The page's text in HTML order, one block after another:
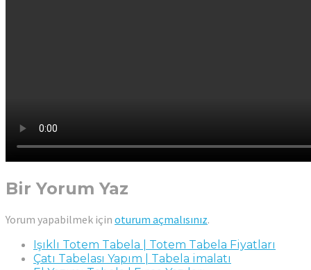
Bir Yorum Yaz
Yorum yapabilmek için oturum açmalısınız.
Işıklı Totem Tabela | Totem Tabela Fiyatları
Çatı Tabelası Yapım | Tabela imalatı